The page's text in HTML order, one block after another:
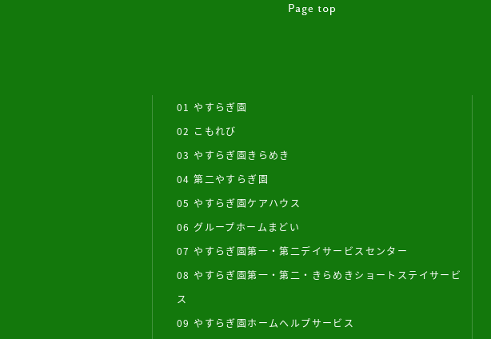
01 やすらぎ園
02 こもれび
03 やすらぎ園きらめき
04 第二やすらぎ園
05 やすらぎ園ケアハウス
06 グループホームまどい
07 やすらぎ園第一・第二デイサービスセンター
08 やすらぎ園第一・第二・きらめきショートステイサービ
ス
09 やすらぎ園ホームヘルプサービス